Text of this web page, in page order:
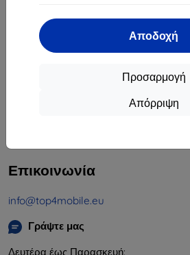
Αποδοχή
Προσαρμογή
Απόρριψη
Shield-Sk s.r.o.
Οδός Rudolfa Mocka 3750/2A
Αριθμός Μητρώου Εταιρείας:46701494
Επικοινωνία
info@top4mobile.eu
Γράψτε μας
Δευτέρα έως Παρασκευή: